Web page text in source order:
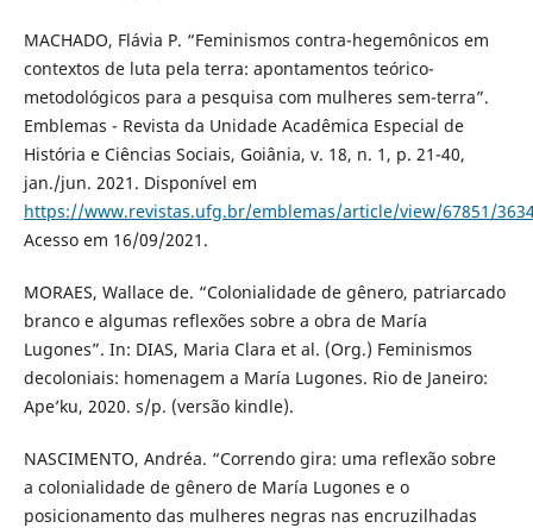
MACHADO, Flávia P. “Feminismos contra-hegemônicos em
contextos de luta pela terra: apontamentos teórico-
metodológicos para a pesquisa com mulheres sem-terra”.
Emblemas - Revista da Unidade Acadêmica Especial de
História e Ciências Sociais, Goiânia, v. 18, n. 1, p. 21-40,
jan./jun. 2021. Disponível em
https://www.revistas.ufg.br/emblemas/article/view/67851/
Acesso em 16/09/2021.
MORAES, Wallace de. “Colonialidade de gênero, patriarcado
branco e algumas reflexões sobre a obra de María
Lugones”. In: DIAS, Maria Clara et al. (Org.) Feminismos
decoloniais: homenagem a María Lugones. Rio de Janeiro:
Ape’ku, 2020. s/p. (versão kindle).
NASCIMENTO, Andréa. “Correndo gira: uma reflexão sobre
a colonialidade de gênero de María Lugones e o
posicionamento das mulheres negras nas encruzilhadas